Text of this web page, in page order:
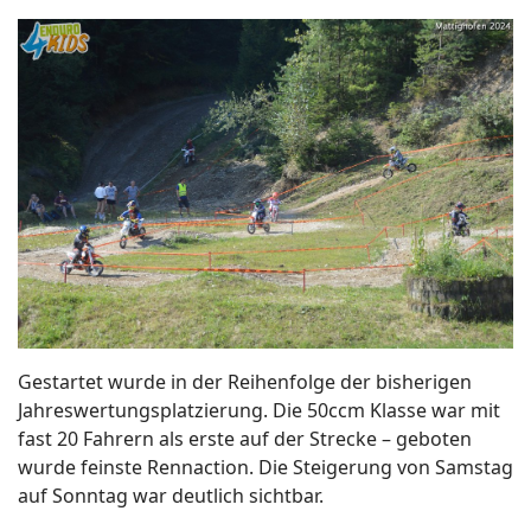
Gestartet wurde in der Reihenfolge der bisherigen
Jahreswertungsplatzierung. Die 50ccm Klasse war mit
fast 20 Fahrern als erste auf der Strecke – geboten
wurde feinste Rennaction. Die Steigerung von Samstag
auf Sonntag war deutlich sichtbar.